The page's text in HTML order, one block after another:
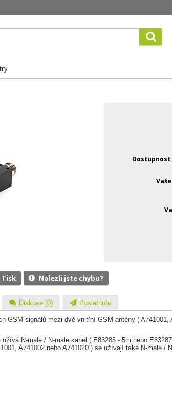
Dostupnost
Tisk Nalezli jste chybu?
Diskuse (0) Poslat info
signálů mezi dvě vnitřní GSM antény ( A741001,
N-male / N-male kabel ( E83285 - 5m nebo
A741002 nebo A741020 ) se užívají také N-male /